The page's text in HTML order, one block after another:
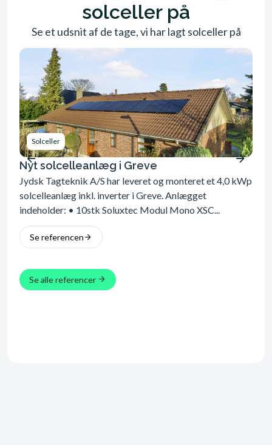
solceller på
Se et udsnit af de tage, vi har lagt solceller på
Solceller
Nyt solcelleanlæg i Greve
Jydsk Tagteknik A/S har leveret og monteret et 4,0 kWp
solcelleanlæg inkl. inverter i Greve. Anlægget
indeholder: • 10stk Soluxtec Modul Mono XSC...
Se referencen
Se alle referencer